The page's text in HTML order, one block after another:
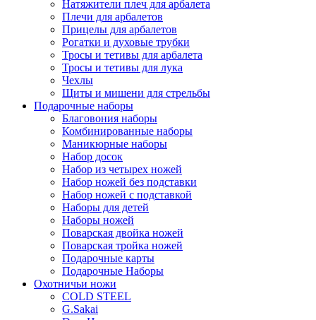
Натяжители плеч для арбалета
Плечи для арбалетов
Прицелы для арбалетов
Рогатки и духовые трубки
Тросы и тетивы для арбалета
Тросы и тетивы для лука
Чехлы
Щиты и мишени для стрельбы
Подарочные наборы
Благовония наборы
Комбинированные наборы
Маникюрные наборы
Набор досок
Набор из четырех ножей
Набор ножей без подставки
Набор ножей с подставкой
Наборы для детей
Наборы ножей
Поварская двойка ножей
Поварская тройка ножей
Подарочные карты
Подарочные Наборы
Охотничьи ножи
COLD STEEL
G.Sakai